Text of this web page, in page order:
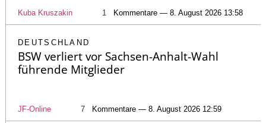
Kuba Kruszakin 1 Kommentare — 8. August 2026 13:58
DEUTSCHLAND
BSW verliert vor Sachsen-Anhalt-Wahl
führende Mitglieder
JF-Online 7 Kommentare — 8. August 2026 12:59